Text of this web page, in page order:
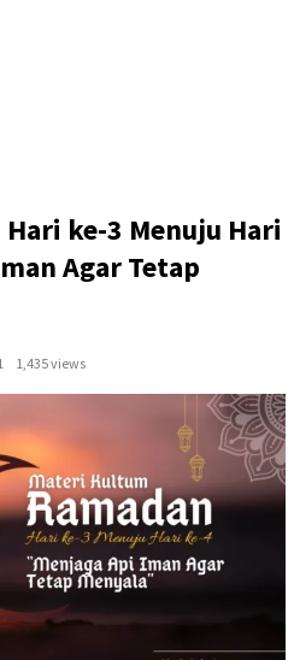
ke-3 Menuju Hari
Agar Tetap
1,435 views